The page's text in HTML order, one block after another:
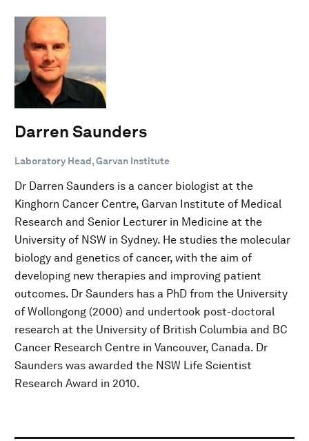
Darren Saunders
Laboratory Head, Garvan Institute
Dr Darren Saunders is a cancer biologist at the
Kinghorn Cancer Centre, Garvan Institute of Medical
Research and Senior Lecturer in Medicine at the
University of NSW in Sydney. He studies the molecular
biology and genetics of cancer, with the aim of
developing new therapies and improving patient
outcomes. Dr Saunders has a PhD from the University
of Wollongong (2000) and undertook post-doctoral
research at the University of British Columbia and BC
Cancer Research Centre in Vancouver, Canada. Dr
Saunders was awarded the NSW Life Scientist
Research Award in 2010.